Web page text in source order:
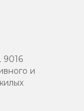
9016
и